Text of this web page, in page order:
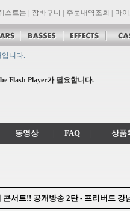
스트는 장바구니 주문내역조회 마
니다.
습니다. -> .com 에서 .co.kr 로 변경됩
대리점 모집!! 그레치기타, 잭슨기
Flash Player가 필요합니다.
동영상 | FAQ | 상품
서트!! 공개방송 2탄 - 프리버드 강